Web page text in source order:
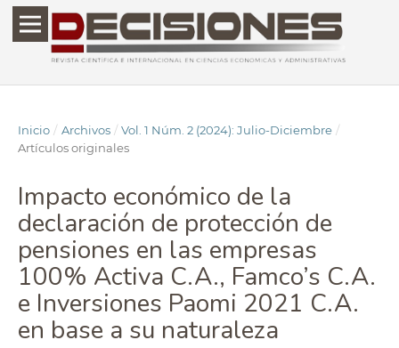
Inicio / Archivos / Vol. 1 Núm. 2 (2024): Julio-Diciembre /
Artículos originales
Impacto económico de la
declaración de protección de
pensiones en las empresas
100% Activa C.A., Famco’s C.A.
e Inversiones Paomi 2021 C.A.
en base a su naturaleza